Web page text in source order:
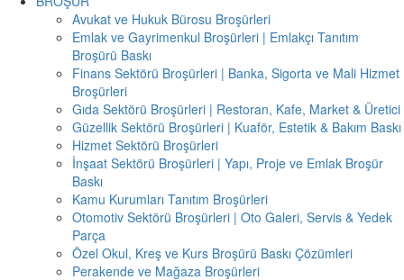
Avukat ve Hukuk Bürosu Broşürleri
Emlak ve Gayrimenkul Broşürleri | Emlakçı Tanıtım
Broşürü Baskı
Finans Sektörü Broşürleri | Banka, Sigorta ve Mali Hizmet
Broşürleri
Gıda Sektörü Broşürleri | Restoran, Kafe, Market & Üretici
Güzellik Sektörü Broşürleri | Kuaför, Estetik & Bakım Baskı
Hizmet Sektörü Broşürleri
İnşaat Sektörü Broşürleri | Yapı, Proje ve Emlak Broşür
Baskı
Kamu Kurumları Tanıtım Broşürleri
Otomotiv Sektörü Broşürleri | Oto Galeri, Servis & Yedek
Parça
Özel Okul, Kreş ve Kurs Broşürü Baskı Çözümleri
Perakende ve Mağaza Broşürleri